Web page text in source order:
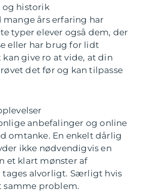
og historik
års erfaring har
typer elever også dem, der
eller har brug for lidt
give ro at vide, at din
det før og kan tilpasse
anbefalinger og online
omtanke. En enkelt dårlig
ikke nødvendigvis en
et klart mønster af
alvorligt. Særligt hvis
problem.